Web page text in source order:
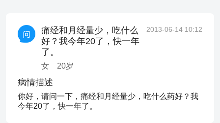
痛经和月经量少，吃什么
好？我今年20了，快一年
了。
女 20岁
2013-06-14 10:12
病情描述
你好，请问一下，痛经和月经量少，吃什么药好？我
今年20了，快一年了。